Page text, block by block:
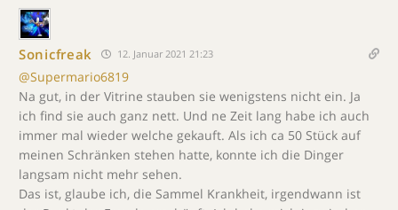
Sonicfreak 12. Januar 2021 21:23
@Supermario6819
Na gut, in der Vitrine stauben sie wenigstens nicht ein. Ja
ich find sie auch ganz nett. Und ne Zeit lang habe ich auch
immer mal wieder welche gekauft. Als ich ca 50 Stück auf
meinen Schränken stehen hatte, konnte ich die Dinger
langsam nicht mehr sehen.
Das ist, glaube ich, die Sammel Krankheit, irgendwann ist